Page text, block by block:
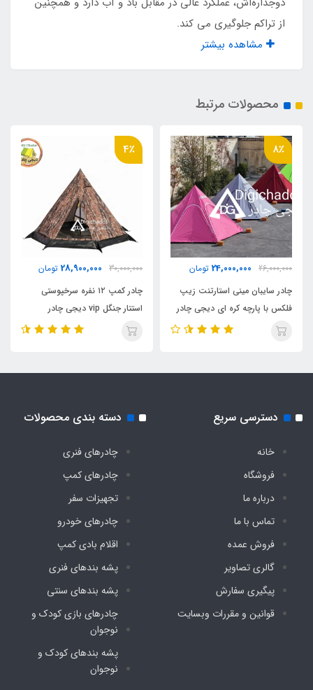
عصایی
جنس پارچه رویه
پوشش PU 3000mm waterproofess
جنس پوشش داخلی
( بالا : ۱۰۰% Nylon ) ( پایین : ۱۰۰% Polyester fiber
) و Breathable mesh
وزن
2500 گرم
جنس تیرک
Aluminum alloy poles
مقاوم در برابر سایش
قابلیت چادر
مقاوم در برابر آب
مقاوم در برابر باد
از تراکم جلوگیری می‌ کند.
مشاهده بیشتر
محصولات مرتبط
8٪
26,000,000
24,000,000 تومان
چادر سایبان مینی استارتنت زیپ
فلکس با پارچه کره ای دیجی چادر
4٪
30,000,000
28,900,000 تومان
چادر کمپ ۱۲ نفره سرخپوستی
استتار جنگل vip دیجی چادر
دسترسی سریع
خانه
فروشگاه
درباره ما
تماس با ما
فروش عمده
گالری تصاویر
پیگیری سفارش
قوانین و مقررات وبسایت
دسته بندی محصولات
چادرهای فنری
چادرهای کمپ
تجهیزات سفر
چادرهای خودرو
اقلام بادی کمپ
پشه‌ بندهای فنری
پشه‌ بندهای سنتی
چادرهای بازی کودک و
نوجوان
پشه‌ بندهای کودک و
نوجوان